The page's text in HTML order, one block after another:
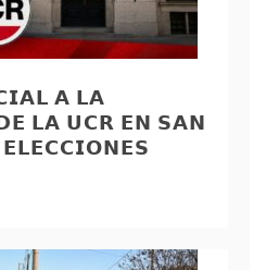
𝗔 𝗟𝗔
𝗟𝗔 𝗨𝗖𝗥 𝗘𝗡 𝗦𝗔𝗡